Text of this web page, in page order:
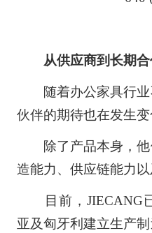
从供应商到长期
随着办公家具行业
伙伴的期待也在发生变
除了产品本身，他
造能力、供应链能力以
目前，JIECANG
亚及匈牙利建立生产